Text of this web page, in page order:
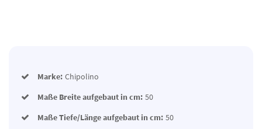
Marke: Chipolino
Maße Breite aufgebaut in cm: 50
Maße Tiefe/Länge aufgebaut in cm: 50